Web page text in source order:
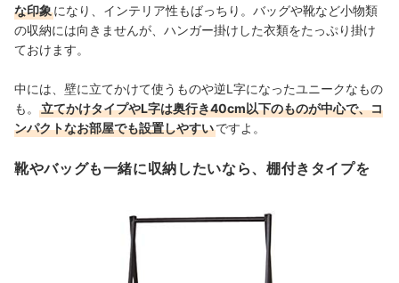
な印象になり、インテリア性もばっちり。バッグや靴など小物類
の収納には向きませんが、ハンガー掛けした衣類をたっぷり掛け
ておけます。
中には、壁に立てかけて使うものや逆L字になったユニークなもの
も。
立てかけタイプやL字は奥行き40cm以下のものが中心で、コ
ンパクトなお部屋でも設置しやすいですよ。
靴やバッグも一緒に収納したいなら、棚付きタイプを